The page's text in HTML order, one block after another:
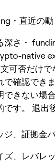
・直近の動
深さ・
native
可否だけ
確認でき
きない場
す。 退出
ジ、証拠金
ズ、レバレ